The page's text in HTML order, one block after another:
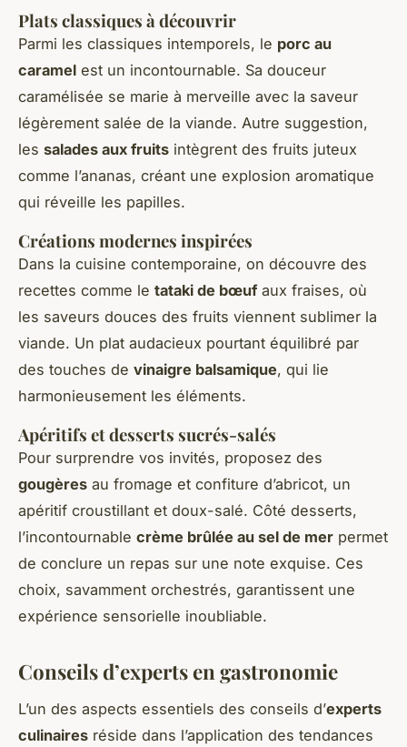
Plats classiques à découvrir
Parmi les classiques intemporels, le porc au
caramel est un incontournable. Sa douceur
caramélisée se marie à merveille avec la saveur
légèrement salée de la viande. Autre suggestion,
les salades aux fruits intègrent des fruits juteux
comme l’ananas, créant une explosion aromatique
qui réveille les papilles.
Créations modernes inspirées
Dans la cuisine contemporaine, on découvre des
recettes comme le tataki de bœufaux fraises, où
les saveurs douces des fruits viennent sublimer la
viande. Un plat audacieux pourtant équilibré par
des touches de vinaigre balsamique, qui lie
harmonieusement les éléments.
Apéritifs et desserts sucrés-salés
Pour surprendre vos invités, proposez des
gougères au fromage et confiture d’abricot, un
apéritif croustillant et doux-salé. Côté desserts,
l’incontournable crème brûlée au sel de mer permet
de conclure un repas sur une note exquise. Ces
choix, savamment orchestrés, garantissent une
expérience sensorielle inoubliable.
Conseils d’experts en gastronomie
L’un des aspects essentiels des conseils d’experts
culinaires réside dans l’application des tendances